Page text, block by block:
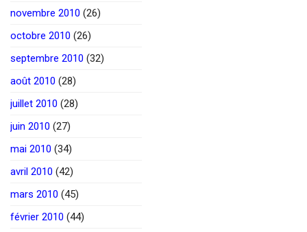
novembre 2010 (26)
octobre 2010 (26)
septembre 2010 (32)
août 2010 (28)
juillet 2010 (28)
juin 2010 (27)
mai 2010 (34)
avril 2010 (42)
mars 2010 (45)
février 2010 (44)